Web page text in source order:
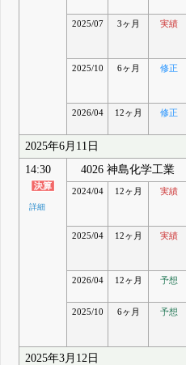
2025/07 3ヶ月 実績
2025/10 6ヶ月 修正
2026/04 12ヶ月 修正
2025年6月11日
14:30
詳細
4026 神島化学工業
2024/04 12ヶ月 実績
2025/04 12ヶ月 実績
2026/04 12ヶ月 予想
2025/10 6ヶ月 予想
2025年3月12日